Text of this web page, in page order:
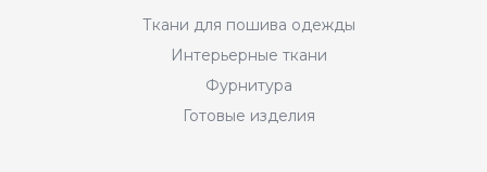
Ткани для пошива одежды
Интерьерные ткани
Фурнитура
Готовые изделия